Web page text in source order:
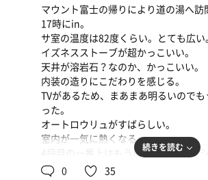
マウント富士の帰りにより道の湯へ訪
17時にin。
サ室の温度は82度くらい。とても広い。
イズネスストーブが超かっこいい。
天井が溶岩石？なのか、かっこいい。
内装の造りにこだわりを感じる。
TVがあるため、まあまあ明るいので
った。
オートロウリュがすばらしい。
室内が一気に熱くなる。
4段目の一番上はもう最高のコンディシ
汗がMAX！
続きを読む
0 35